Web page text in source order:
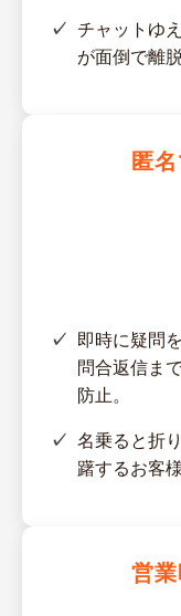
チャットゆ
が面倒で離
匿
即時に疑問
問合返信ま
防止。
名乗ると折
躇するお客
営